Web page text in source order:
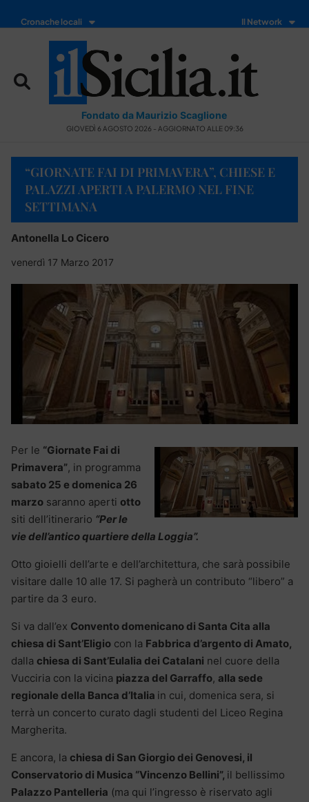
Cronache locali Il Network
Fondato da Maurizio Scaglione
GIOVEDÌ 6 AGOSTO 2026 - AGGIORNATO ALLE 09:36
“GIORNATE FAI DI PRIMAVERA”, CHIESE E
PALAZZI APERTI A PALERMO NEL FINE
SETTIMANA
Antonella Lo Cicero
venerdì 17 Marzo 2017
Per le “Giornate Fai di
Primavera”, in programma
sabato 25 e domenica 26
marzo saranno aperti otto
siti dell’itinerario “Per le
vie dell’antico quartiere della Loggia”.
Otto gioielli dell’arte e dell’architettura, che sarà possibile
visitare dalle 10 alle 17. Si pagherà un contributo “libero” a
partire da 3 euro.
Si va dall’ex Convento domenicano di Santa Cita alla
chiesa di Sant’Eligio con la Fabbrica d’argento di Amato,
dalla chiesa di Sant’Eulalia dei Catalani nel cuore della
Vucciria con la vicina piazza del Garraffo, alla sede
regionale della Banca d’Italia in cui, domenica sera, si
terrà un concerto curato dagli studenti del Liceo Regina
Margherita.
E ancora, la chiesa di San Giorgio dei Genovesi, il
Conservatorio di Musica “Vincenzo Bellini”, il bellissimo
Palazzo Pantelleria (ma qui l’ingresso è riservato agli